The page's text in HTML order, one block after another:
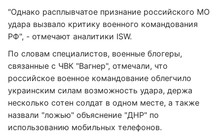
"Однако расплывчатое признание российского МО
удара вызвало критику военного командования
РФ", - отмечают аналитики ISW.
По словам специалистов, военные блогеры,
связанные с ЧВК "Вагнер", отмечали, что
российское военное командование облегчило
украинским силам возможность удара, держа
несколько сотен солдат в одном месте, а также
назвали "ложью" объяснение "ДНР" по
использованию мобильных телефонов.